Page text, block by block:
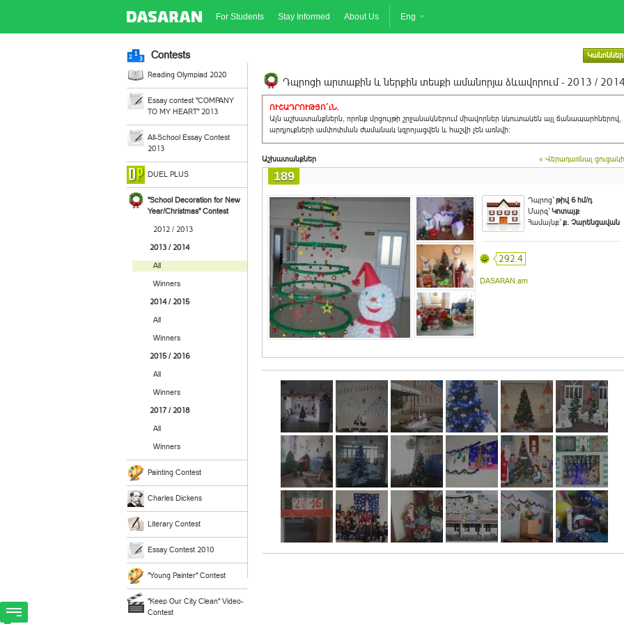
For Students Stay Informed About Us Eng
Contests Կանոններ
Reading Olympiad 2020
Essay contest "COMPANY
TO MY HEART" 2013
All-School Essay Contest
2013
DUEL PLUS
"School Decoration for New
Year/Christmas" Contest
2012 / 2013
2013 / 2014
All
Winners
2014 / 2015
All
Winners
2015 / 2016
All
Winners
2017 / 2018
All
Winners
Painting Contest
Charles Dickens
Literary Contest
Essay Contest 2010
"Young Painter" Contest
"Keep Our City Clean" Video-
Contest
Դպրոցի արտաքին և ներքին տեսքի ամանորյա ձևավորում - 2013 / 2014
ՈՒՇԱԴՐՈՒԹՅՈ´ւՆ.
Այն աշխատանքներն, որոնք մրցույթի շրջանակներում միավորներ կկուտակեն այլ ճանապարհներով,
արդյուքների ամփոփման ժամանակ կզրոյացվեն և հաշվի չեն առնվի:
Աշխատանքներ « Վերադառնալ
189
Դպրոց`թիվ 6 հմ/դ
Մարզ`Կոտայք
Համայնք`ք. Չարենցավան
292.4
DASARAN.am